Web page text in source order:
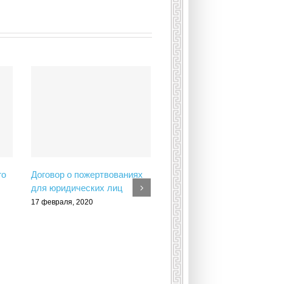
Договор о пожертвованиях
для юридических лиц
17 февраля, 2020
Приглашаем школьников на
Спартакиаду в Грецию!
(Амфиполис, 15-19 мая
2020г.)